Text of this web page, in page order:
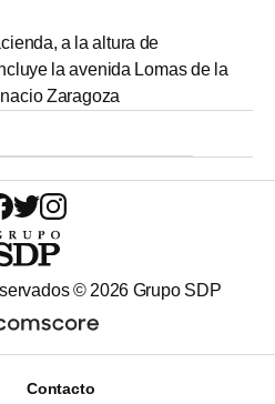
a la altura de
la avenida Lomas de la
Zaragoza
© 2026 Grupo SDP
Contacto